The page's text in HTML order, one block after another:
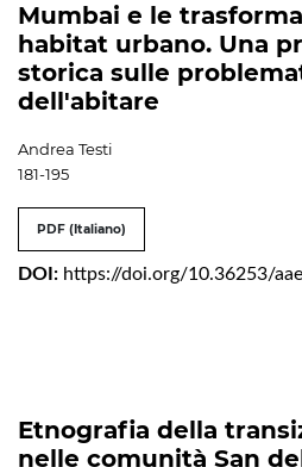
Mumbai e le
habitat urbano. Una
storica sulle
dell'abitare
Andrea Testi
181-195
PDF (Italiano)
DOI: https://doi.org/10.36253/
Etnografia della
nelle comunità San